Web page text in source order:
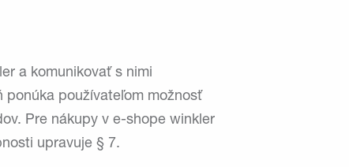
a komunikovať s nimi
používateľom možnosť
Pre nákupy v e-shope winkler
upravuje § 7.